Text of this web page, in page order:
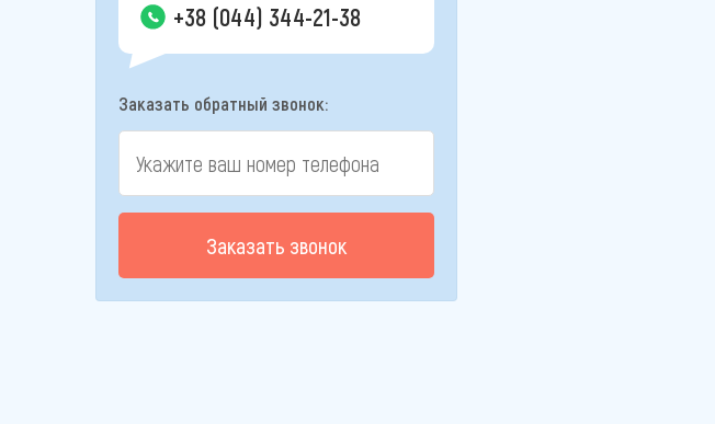
+38 (044) 344-21-38
Заказать обратный звонок:
Заказать звонок